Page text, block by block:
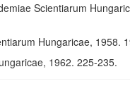
Scientiarum
Hungaricae, 1958.
1962. 225-235.